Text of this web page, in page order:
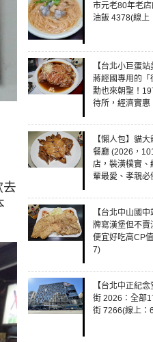
去
市元老80年老
油飯 4378(線上
【台北小巨蛋
蔣經國專用的「
勳也來朝聖！
待所，經濟實
【懶人包】貓
餐廳 (2026，
店，裝潢樸實、
輩最愛、孝親
【台北中山國
牌寫漢堡但不賣
便宜好吃高CP
7)
【台北中正紀
街 2026：全部
街 7266(線上：